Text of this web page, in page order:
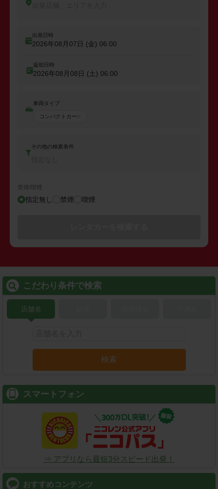
出発日時
2026年08月07日 (金) 06:00
返却日時
2026年08月08日 (土) 06:00
車両タイプ
コンパクトカー
その他の検索条件
禁煙/喫煙
指定無し 禁煙 喫煙
こだわり条件で検索
店舗名
検索
スマートフォン
⇒ アプリなら最短3分スピード出発！
おすすめコンテンツ